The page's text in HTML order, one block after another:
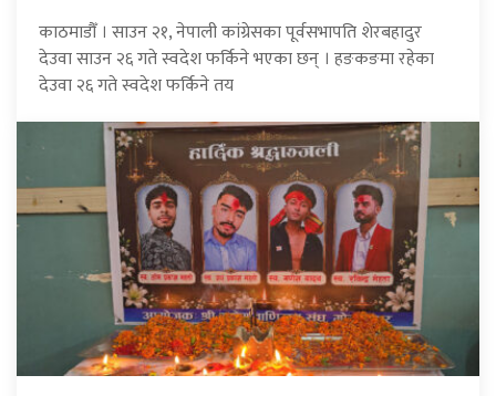
काठमाडौँ । साउन २१, नेपाली कांग्रेसका पूर्वसभापति शेरबहादुर
देउवा साउन २६ गते स्वदेश फर्किने भएका छन् । हङकङमा रहेका
देउवा २६ गते स्वदेश फर्किने तय